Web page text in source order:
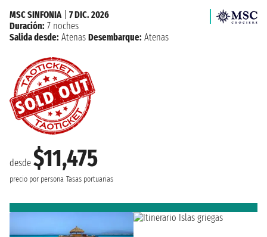
desde $11,475
precio por persona Tasas portuarias
MSC SINFONIA
7 DIC. 2026
Duración: 7 noches
Salida desde: Atenas Desembarque: Atenas